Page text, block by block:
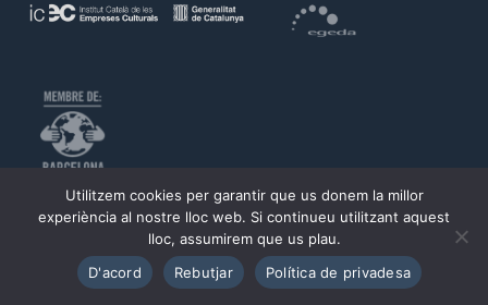
©PROA 2026.
Política de privadesa Avís legal
Utilitzem cookies per garantir que us donem la millor
experiència al nostre lloc web. Si continueu utilitzant aquest
lloc, assumirem que us plau.
D'acord
Rebutjar Política de privadesa